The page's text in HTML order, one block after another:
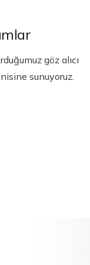
göz alıcı
sunuyoruz.